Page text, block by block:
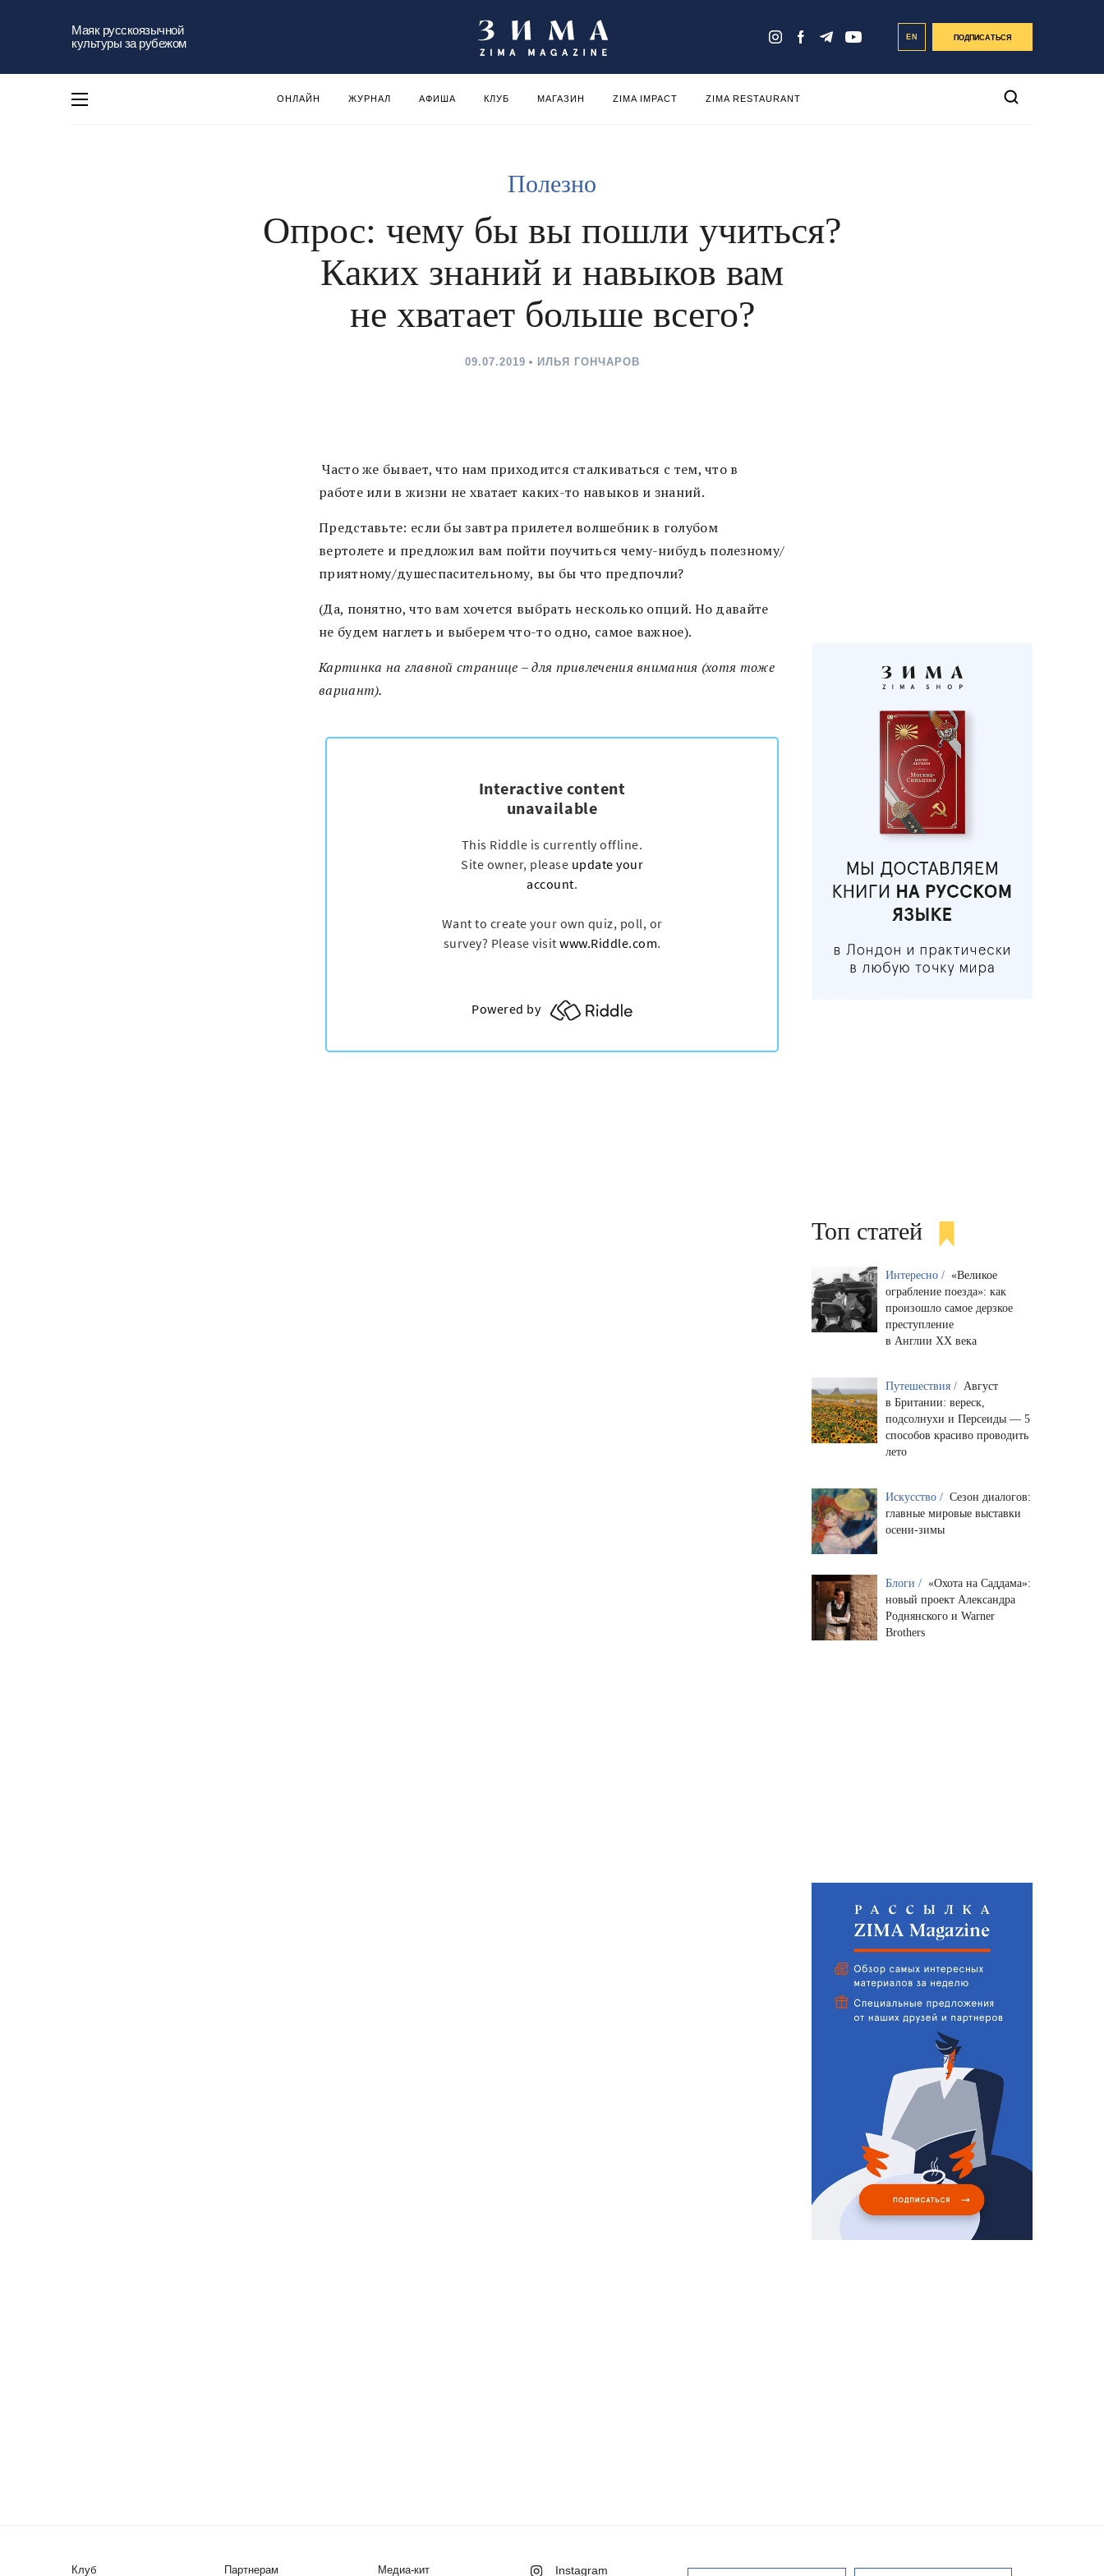
Маяк русскоязычной
культуры за рубежом
EN ПОДПИСАТЬСЯ
ОНЛАЙН ЖУРНАЛ АФИША КЛУБ МАГАЗИН ZIMA IMPACT ZIMA RESTAURANT
Полезно
Опрос: чему бы вы пошли учиться?
Каких знаний и навыков вам
не хватает больше всего?
09.07.2019 ИЛЬЯ ГОНЧАРОВ
Часто же бывает, что нам приходится сталкиваться с тем, что в
работе или в жизни не хватает каких-то навыков и знаний.
Представьте: если бы завтра прилетел волшебник в голубом
вертолете и предложил вам пойти поучиться чему-нибудь полезному/
приятному/душеспасительному, вы бы что предпочли?
(Да, понятно, что вам хочется выбрать несколько опций. Но давайте
не будем наглеть и выберем что-то одно, самое важное).
Картинка на главной странице – для привлечения внимания (хотя тоже
вариант).
Топ статей
Интересно / «Великое
ограбление поезда»: как
произошло самое дерзкое
преступление
в Англии XX века
Путешествия / Август
в Британии: вереск,
подсолнухи и Персеиды — 5
способов красиво проводить
лето
Искусство / Сезон диалогов:
главные мировые выставки
осени-зимы
Блоги / «Охота на Саддама»:
новый проект Александра
Роднянского и Warner
Brothers
Клуб Партнерам Медиа-кит Instagram